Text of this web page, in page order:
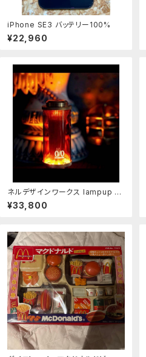
iPhone SE3 バッテリー100%
¥22,960
ネルデザインワークス lampup MI
YABI RICH amber
¥33,800